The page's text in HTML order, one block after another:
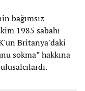
bağımsız
1985 sabahı
Britanya'daki
sokma” hakkına